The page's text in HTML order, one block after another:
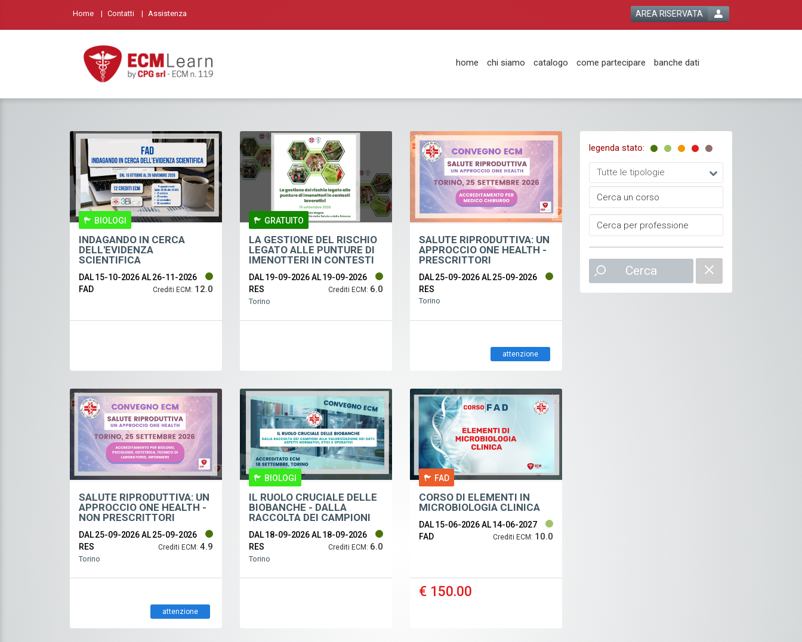
Home Contatti Assistenza AREA RISERVATA
home chi siamo catalogo come partecipare banche dati
legenda stato:
Tutte le tipologie
Cerca
BIOLOGI
INDAGANDO IN CERCA
DELL'EVIDENZA
SCIENTIFICA
DAL 15-10-2026AL 26-11-2026
FAD
Crediti ECM: 12.0
GRATUITO
LA GESTIONE DEL RISCHIO
LEGATO ALLE PUNTURE DI
IMENOTTERI IN CONTESTI
DAL 19-09-2026AL 19-09-2026
RES
Crediti ECM: 6.0
Torino
SALUTE RIPRODUTTIVA: UN
APPROCCIO ONE HEALTH -
PRESCRITTORI
DAL 25-09-2026AL 25-09-2026
RES
Torino
attenzione
SALUTE RIPRODUTTIVA: UN
APPROCCIO ONE HEALTH -
NON PRESCRITTORI
DAL 25-09-2026AL 25-09-2026
RES
Crediti ECM: 4.9
Torino
attenzione
BIOLOGI
IL RUOLO CRUCIALE DELLE
BIOBANCHE - DALLA
RACCOLTA DEI CAMPIONI
ALLA VALORIZZAZIONE DEI
DATI: ASPETTI NORMATIVI,
ETICI E OPERATIVI
DAL 18-09-2026AL 18-09-2026
RES
Crediti ECM: 6.0
Torino
FAD
CORSO DI ELEMENTI IN
MICROBIOLOGIA CLINICA
DAL 15-06-2026AL 14-06-2027
FAD
Crediti ECM: 10.0
€ 150.00